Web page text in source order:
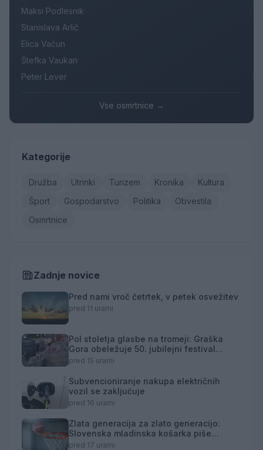
Maksi Podlesnik
Stanislava Arlič
Elica Vačun
Štefka Vaukan
Peter Lever
Vse osmrtnice →
Kategorije
Družba Utrinki Turizem Kronika
Kultura
Šport
Gospodarstvo Politika
Obvestila
Osmrtnice
Zadnje novice
Pred nami vroč četrtek, v petek osvežitev
pred 11 urami
Pol stoletja glasbe na tromeji: Graška
Gora obeležuje 50. jubilejni festival
narodno-zabavne glasbe
pred 15 urami
Subvencioniranje nakupa električnih
vozil se zaključuje
pred 16 urami
Zlata generacija za zlato generacijo:
Slovenska mladinska košarka piše
zgodovino
pred 17 urami